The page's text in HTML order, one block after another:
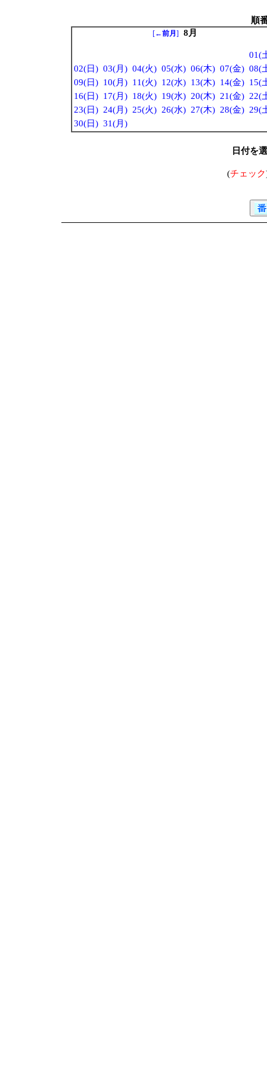
順
[←前月 ] 8月
01(
02(日) 03(月) 04(火) 05(水) 06(木) 07(金) 08(
09(日) 10(月) 11(火) 12(水) 13(木) 14(金) 15(
16(日) 17(月) 18(火) 19(水) 20(木) 21(金) 22(
23(日) 24(月) 25(火) 26(水) 27(木) 28(金) 29(
30(日) 31(月)
日付を
(チェック